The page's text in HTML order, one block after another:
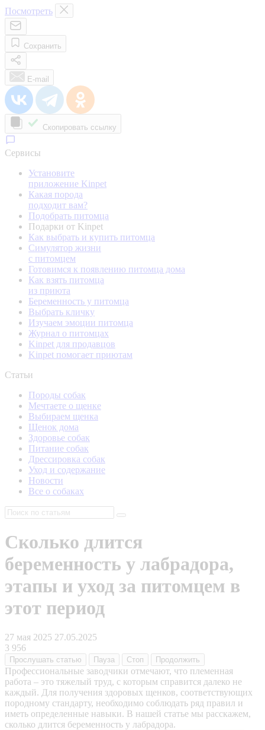
Посмотреть
Сохранить
E-mail
Скопировать ссылку
Сервисы
Установите
приложение Kinpet
Какая порода
подходит вам?
Подобрать питомца
Подарки от Kinpet
Как выбрать и купить питомца
Симулятор жизни
с питомцем
Готовимся к появлению питомца дома
Как взять питомца
из приюта
Беременность у питомца
Выбрать кличку
Изучаем эмоции питомца
Журнал о питомцах
Kinpet для продавцов
Kinpet помогает приютам
Статьи
Породы собак
Мечтаете о щенке
Выбираем щенка
Щенок дома
Здоровье собак
Питание собак
Дрессировка собак
Уход и содержание
Новости
Все о собаках
Сколько длится
беременность у лабрадора,
этапы и уход за питомцем в
этот период
27 мая 2025 27.05.2025
3 956
Прослушать статью Пауза Стоп Продолжить
Профессиональные заводчики отмечают, что племенная
работа – это тяжелый труд, с которым справится далеко не
каждый. Для получения здоровых щенков, соответствующих
породному стандарту, необходимо соблюдать ряд правил и
иметь определенные навыки. В нашей статье мы расскажем,
сколько длится беременность у лабрадора.